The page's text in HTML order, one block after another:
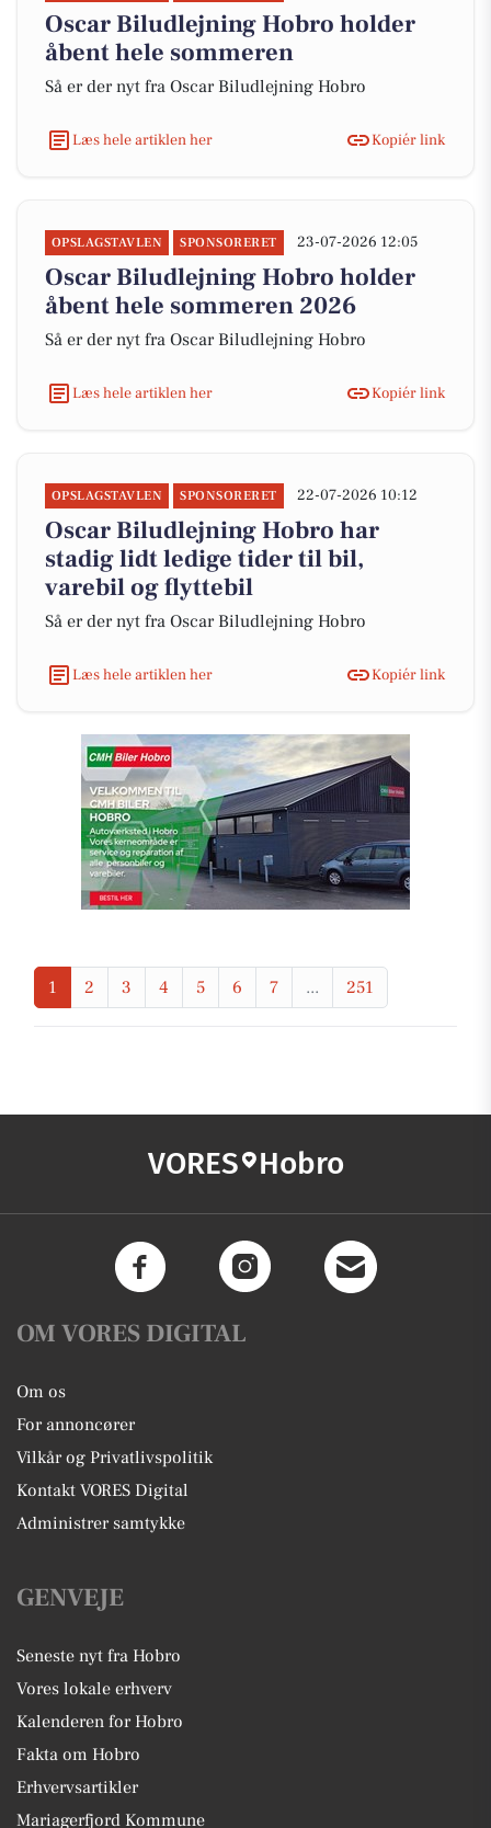
Oscar Biludlejning Hobro holder
åbent hele sommeren
Så er der nyt fra Oscar Biludlejning Hobro
Læs hele artiklen her Kopiér link
OPSLAGSTAVLEN SPONSORERET 23-07-2026 12:05
Oscar Biludlejning Hobro holder
åbent hele sommeren 2026
Så er der nyt fra Oscar Biludlejning Hobro
Læs hele artiklen her Kopiér link
OPSLAGSTAVLEN SPONSORERET 22-07-2026 10:12
Oscar Biludlejning Hobro har
stadig lidt ledige tider til bil,
varebil og flyttebil
Så er der nyt fra Oscar Biludlejning Hobro
Læs hele artiklen her Kopiér link
1 2 3 4 5 6 7 ... 251
VORES Hobro
OM VORES DIGITAL
Om os
For annoncører
Vilkår og Privatlivspolitik
Kontakt VORES Digital
Administrer samtykke
GENVEJE
Seneste nyt fra Hobro
Vores lokale erhverv
Kalenderen for Hobro
Fakta om Hobro
Erhvervsartikler
Mariagerfjord Kommune